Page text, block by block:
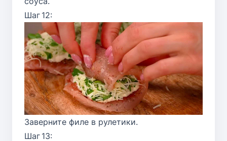
Шаг 12:
Заверните филе в рулетики.
Шаг 13: